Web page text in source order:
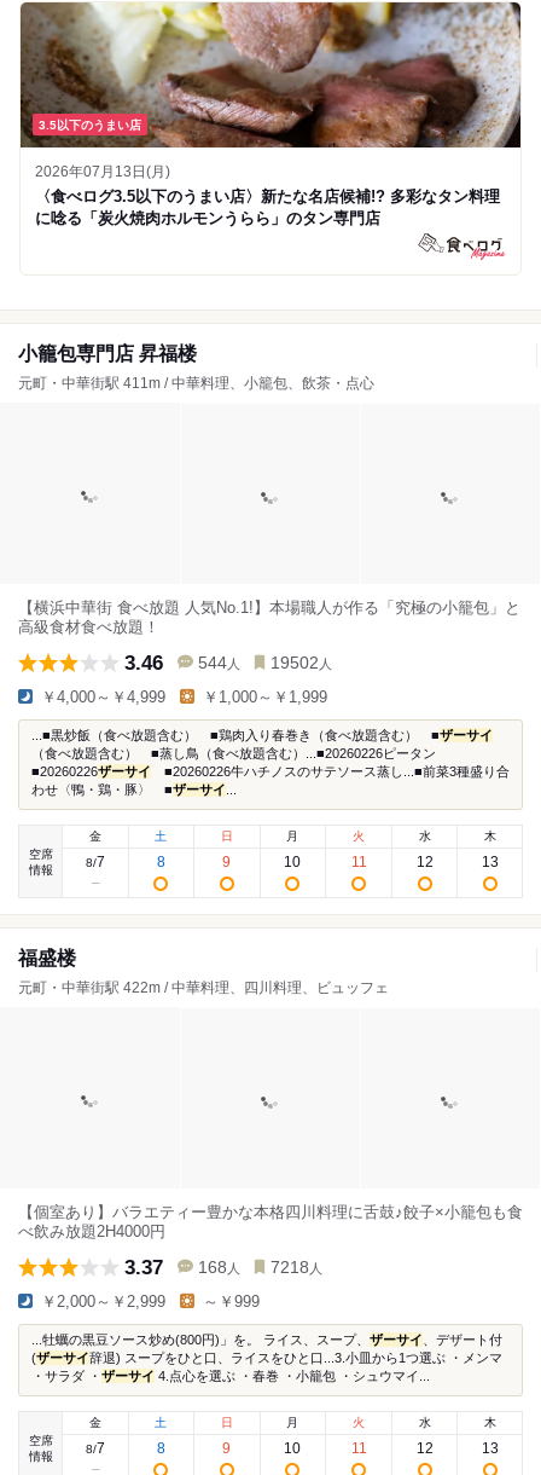
3.5以下のうまい店
2026年07月13日(月)
〈食べログ3.5以下のうまい店〉新たな名店候補!? 多彩なタン料理
に唸る「炭火焼肉ホルモンうらら」のタン専門店
小籠包専門店 昇福楼
元町・中華街駅 411m / 中華料理、小籠包、飲茶・点心
【横浜中華街 食べ放題 人気No.1!】本場職人が作る「究極の小籠包」と
高級食材食べ放題！
3.46 544 人 19502 人
￥4,000～￥4,999 ￥1,000～￥1,999
...■黒炒飯（食べ放題含む） ■鶏肉入り春巻き（食べ放題含む） ■ザーサイ
（食べ放題含む） ■蒸し鳥（食べ放題含む）...■20260226ピータン
■20260226ザーサイ ■20260226牛ハチノスのサテソース蒸し...■前菜3種盛り合
わせ〈鴨・鶏・豚〉 ■ザーサイ
空席
情報
金
8/7
土
8
日
9
月
10
火
11
水
12
木
13
福盛楼
元町・中華街駅 422m / 中華料理、四川料理、ビュッフェ
【個室あり】バラエティー豊かな本格四川料理に舌鼓♪餃子×小籠包も食
べ飲み放題2H4000円
3.37 168 人 7218 人
￥2,000～￥2,999 ～￥999
...牡蠣の黒豆ソース炒め(800円)」を。 ライス、スープ、 ザーサイ 、デザート付
(ザーサイ辞退) スープをひと口、ライスをひと口...3.小皿から1つ選ぶ ・メンマ
・サラダ ・ ザーサイ 4.点心を選ぶ ・春巻 ・小籠包 ・シュウマイ...
空席
情報
金
8/7
土
8
日
9
月
10
火
11
水
12
木
13